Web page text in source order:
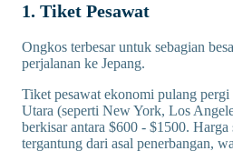
1. Tiket Pesawat
Ongkos terbesar untuk sebagian
perjalanan ke Jepang.
Tiket pesawat ekonomi pulang
Utara (seperti New York, Los
berkisar antara $600 - $1500. Harga
tergantung dari asal penerbangan,